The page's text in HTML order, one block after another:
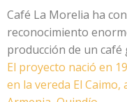
Café La Morelia ha
reconocimiento
producción de un
El proyecto nació en
en la vereda El Caimo,